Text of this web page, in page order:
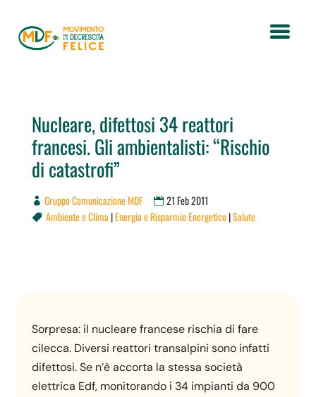
Nucleare, difettosi 34 reattori
francesi. Gli ambientalisti: “Rischio
di catastrofi”
Gruppo Comunicazione MDF 21 Feb 2011
 Ambiente e Clima |Energia e Risparmio Energetico|Salute
Sorpresa: il nucleare francese rischia di fare
cilecca. Diversi reattori transalpini sono infatti
difettosi. Se n’è accorta la stessa società
elettrica Edf, monitorando i 34 impianti da 900